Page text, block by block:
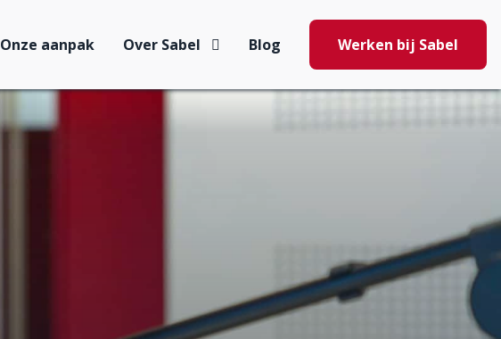
Onze aanpak Over Sabel Blog Werken bij Sabel